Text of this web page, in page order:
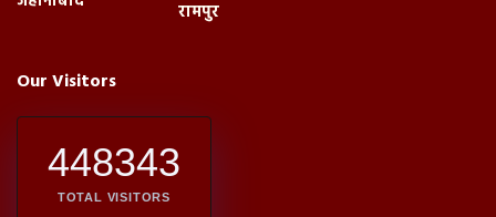
रामपुर
Our Visitors
448343
TOTAL VISITORS